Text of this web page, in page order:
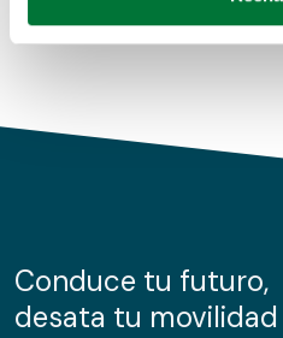
Obtenga más información
de cookies.
información sobre el uso que
nuestros partners de redes
Conduce tu futuro,
desata tu movilidad